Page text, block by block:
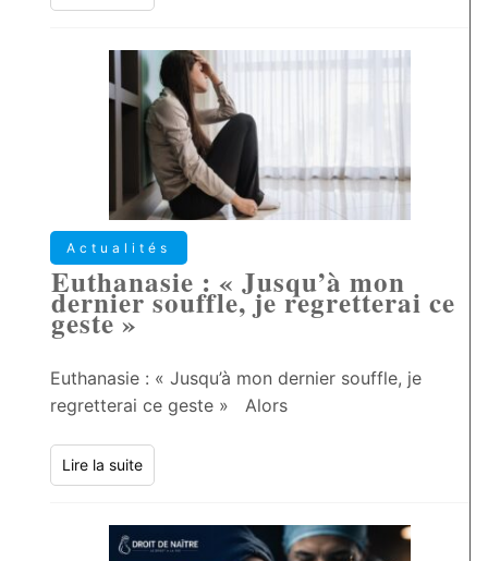
Actualités
Euthanasie : « Jusqu’à mon
dernier souffle, je regretterai ce
geste »
Euthanasie : « Jusqu’à mon dernier souffle, je
regretterai ce geste » Alors
Lire la suite